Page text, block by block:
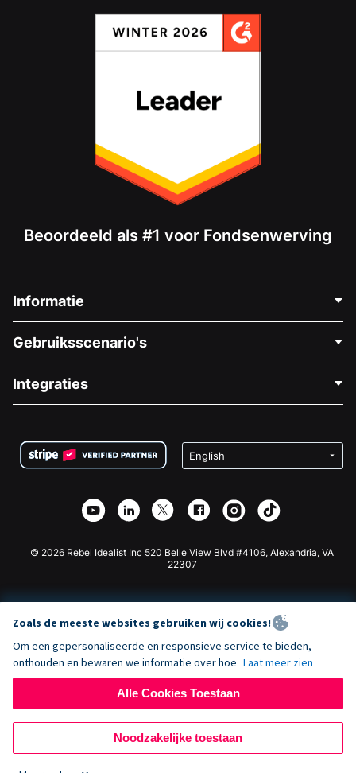
Beoordeeld als #1 voor Fondsenwerving
Informatie
Over Ons
Vacatures
Privacy
Affiliate Partnerschap
Gebruiksscenario's
Medische Fondsenwerving
Goede Doelen Fondsenwerving
Integraties
Wix Donatie Plugin
Webflow Donatie App
Joomla Donatie
© 2026 Rebel Idealist Inc 520 Belle View Blvd #4106, Alexandria, VA
22307
Zoals de meeste websites gebruiken wij cookies!
Om een gepersonaliseerde en responsieve service te bieden,
onthouden en bewaren we informatie over hoe Laat meer zien
Alle Cookies Toestaan
Noodzakelijke toestaan